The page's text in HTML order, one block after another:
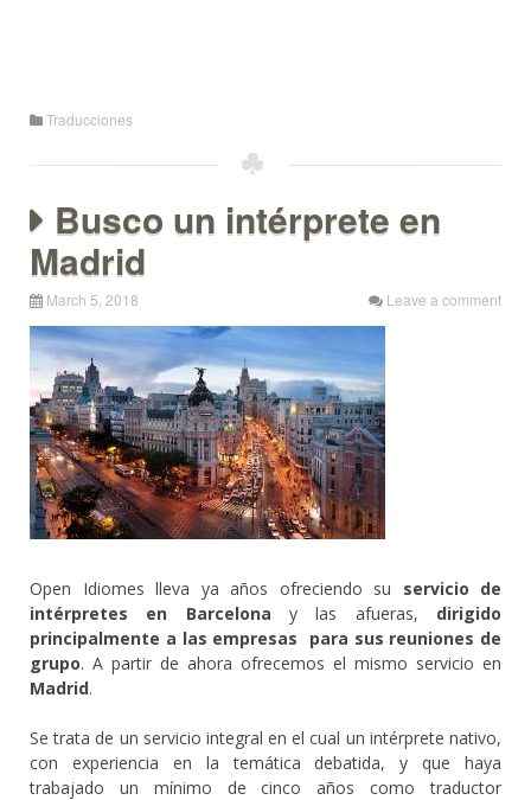
Traducciones
Busco un intérprete en
Madrid
March 5, 2018 Leave a comment
Open Idiomes lleva ya años ofreciendo su servicio de
intérpretes en Barcelona y las afueras, dirigido
principalmente a las empresas para sus reuniones de
grupo. A partir de ahora ofrecemos el mismo servicio en
Madrid.
Se trata de un servicio integral en el cual un intérprete nativo,
con experiencia en la temática debatida, y que haya
trabajado un mínimo de cinco años como traductor